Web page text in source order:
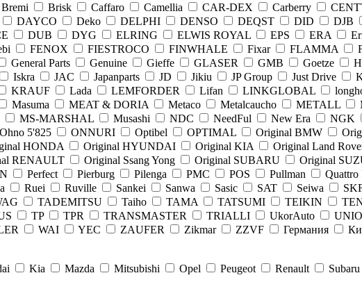
Bremi Brisk Caffaro Camellia CAR-DEX Carberry
DAYCO Deko DELPHI DENSO DEQST DID DJB
DUB DYG ELRING ELWIS ROYAL EPS ERA
FENOX FIESTROCO FINWHALE Fixar FLAMMA
General Parts Genuine Gieffe GLASER GMB Goetze
Iskra JAC Japanparts JD Jikiu JP Group Just Drive
KRAUF Lada LEMFORDER Lifan LINKGLOBAL
Masuma MEAT & DORIA Metaco Metalcaucho METALL
MS-MARSHAL Musashi NDC NeedFul New Era NGK
Ohno 5'825 ONNURI Optibel OPTIMAL Original BMW
HONDA Original HYUNDAI Original KIA Original Land
RENAULT Original Ssang Yong Original SUBARU Original
Perfect Pierburg Pilenga PMC POS Pullman Quattro
Ruei Ruville Sankei Sanwa Sasic SAT Seiwa
TADEMITSU Taiho TAMA TATSUMI TEIKIN
TP TPR TRANSMASTER TRIALLI UkorAuto UNIO
WAI YEC ZAUFER Zikmar ZZVF Германия
Kia Mazda Mitsubishi Opel Peugeot Renault Subaru